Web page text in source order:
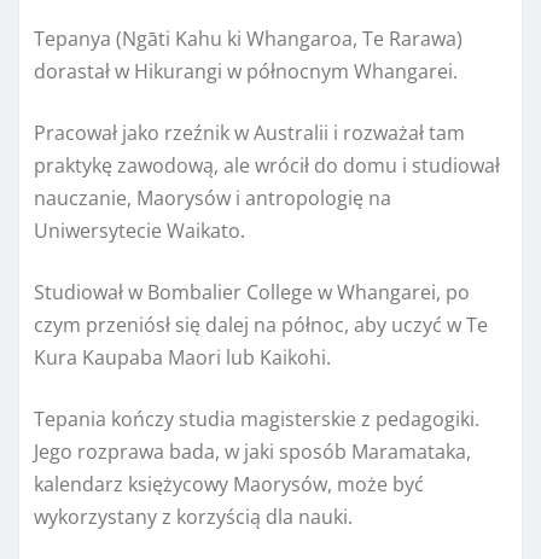
Tepanya (Ngāti Kahu ki Whangaroa, Te Rarawa)
dorastał w Hikurangi w północnym Whangarei.
Pracował jako rzeźnik w Australii i rozważał tam
praktykę zawodową, ale wrócił do domu i studiował
nauczanie, Maorysów i antropologię na
Uniwersytecie Waikato.
Studiował w Bombalier College w Whangarei, po
czym przeniósł się dalej na północ, aby uczyć w Te
Kura Kaupaba Maori lub Kaikohi.
Tepania kończy studia magisterskie z pedagogiki.
Jego rozprawa bada, w jaki sposób Maramataka,
kalendarz księżycowy Maorysów, może być
wykorzystany z korzyścią dla nauki.